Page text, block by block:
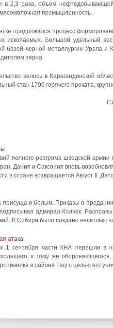
в 2,3 раза, объем
промышленность.
продолжался процесс
ископаемых. Большой удельный
базой черной металлургии Урала и
зерна.
велось в Карагандинской
стан 1700 горячего проката,
полного разгрома шведской
Дания и Саксония вновь
в стране возвращается Август II.
присуща и белым. Приказы о
адмирал Колчак.
В Сибири было создано несколько
атака.
1 сентября части КНА перешли в
к тому же
в районе Тэгу с целью его